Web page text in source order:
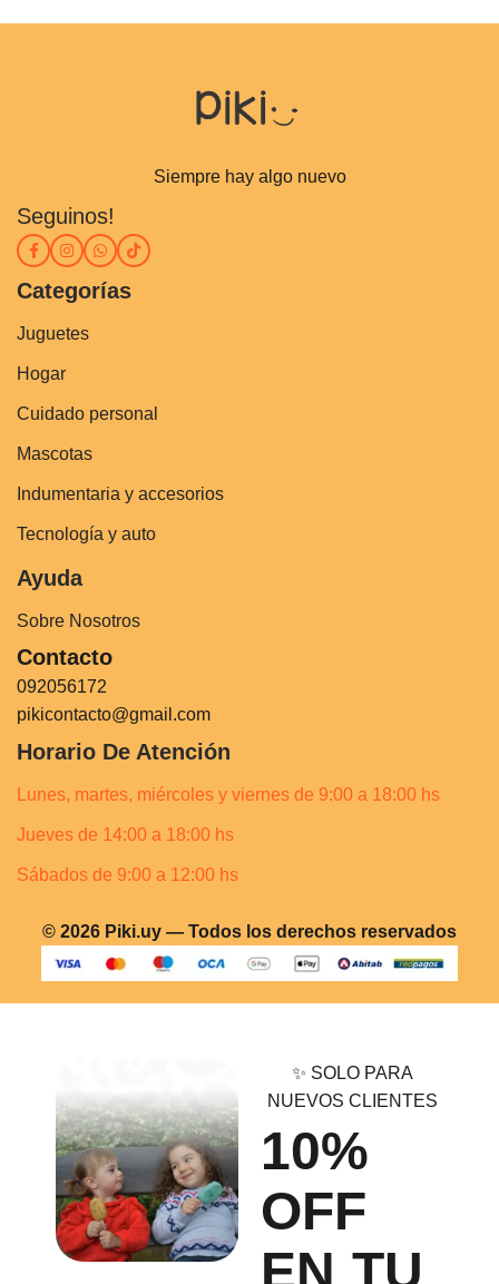
Siempre hay algo nuevo
Seguinos!
Categorías
Juguetes
Hogar
Cuidado personal
Mascotas
Indumentaria y accesorios
Tecnología y auto
Ayuda
Sobre Nosotros
Contacto
092056172
pikicontacto@gmail.com
Horario De Atención
Lunes, martes, miércoles y viernes de 9:00 a 18:00 hs
Jueves de 14:00 a 18:00 hs
Sábados de 9:00 a 12:00 hs
© 2026 Piki.uy — Todos los derechos reservados
✨ SOLO PARA
NUEVOS CLIENTES
10%
OFF
EN TU